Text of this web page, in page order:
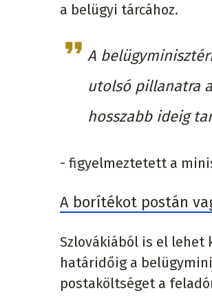
a belügyi tárcához.
A
utolsó pillanatra
hosszabb ideig
- figyelmeztetett a
A borítékot postán
Szlovákiából is el lehet
határidőig a
postaköltséget a